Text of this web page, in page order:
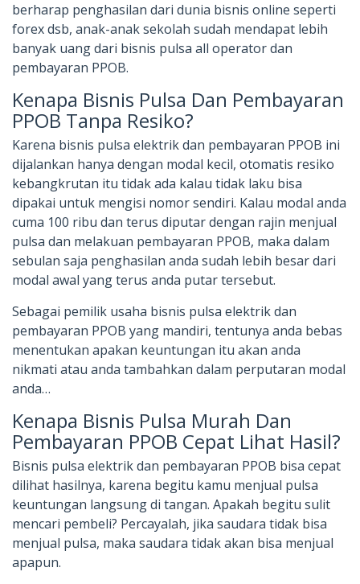
berharap penghasilan dari dunia bisnis online seperti
forex dsb, anak-anak sekolah sudah mendapat lebih
banyak uang dari bisnis pulsa all operator dan
pembayaran PPOB.
Kenapa Bisnis Pulsa Dan Pembayaran
PPOB Tanpa Resiko?
Karena bisnis pulsa elektrik dan pembayaran PPOB ini
dijalankan hanya dengan modal kecil, otomatis resiko
kebangkrutan itu tidak ada kalau tidak laku bisa
dipakai untuk mengisi nomor sendiri. Kalau modal anda
cuma 100 ribu dan terus diputar dengan rajin menjual
pulsa dan melakuan pembayaran PPOB, maka dalam
sebulan saja penghasilan anda sudah lebih besar dari
modal awal yang terus anda putar tersebut.
Sebagai pemilik usaha bisnis pulsa elektrik dan
pembayaran PPOB yang mandiri, tentunya anda bebas
menentukan apakan keuntungan itu akan anda
nikmati atau anda tambahkan dalam perputaran modal
anda…
Kenapa Bisnis Pulsa Murah Dan
Pembayaran PPOB Cepat Lihat Hasil?
Bisnis pulsa elektrik dan pembayaran PPOB bisa cepat
dilihat hasilnya, karena begitu kamu menjual pulsa
keuntungan langsung di tangan. Apakah begitu sulit
mencari pembeli? Percayalah, jika saudara tidak bisa
menjual pulsa, maka saudara tidak akan bisa menjual
apapun.